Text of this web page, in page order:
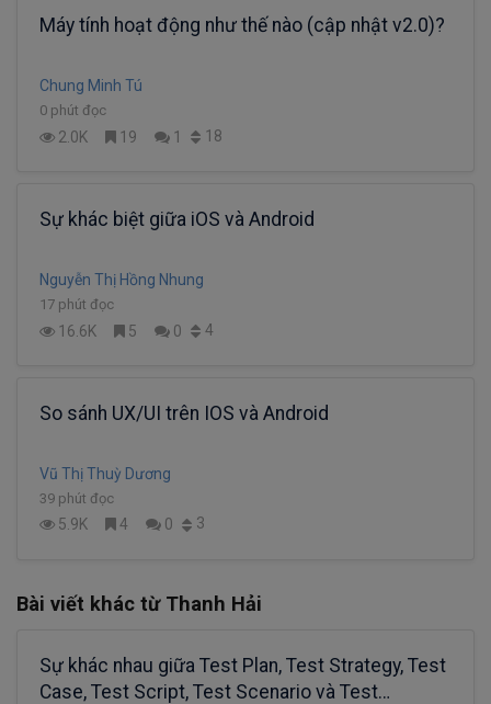
Máy tính hoạt động như thế nào (cập nhật v2.0)?
Chung Minh Tú
0 phút đọc
2.0K 19 1 18
Sự khác biệt giữa iOS và Android
Nguyễn Thị Hồng Nhung
17 phút đọc
16.6K 5 0 4
So sánh UX/UI trên IOS và Android
Vũ Thị Thuỳ Dương
39 phút đọc
5.9K 4 0 3
Bài viết khác từ Thanh Hải
Sự khác nhau giữa Test Plan, Test Strategy, Test
Case, Test Script, Test Scenario và Test